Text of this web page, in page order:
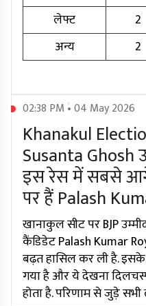
लेफ्ट
2
अन्य
2
02:38 PM • 04 May 2026
Khanakul
Susanta Ghosh
इस रेस में सबसे
पर हैं Palash
खानाकुल सीट पर BJP
कैंडिडेट Palash Kumar
बढ़त हासिल कर ली है.
गया है और ये देखना
होता है. परिणाम से जुड़े